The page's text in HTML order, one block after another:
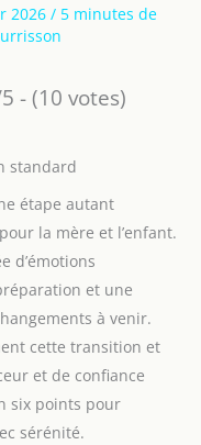
2026 / 5 minutes de
- (10 votes)
étape autant
la mère et l’enfant.
d’émotions
et une
à venir.
cette transition et
et de confiance
six points pour
sérénité.